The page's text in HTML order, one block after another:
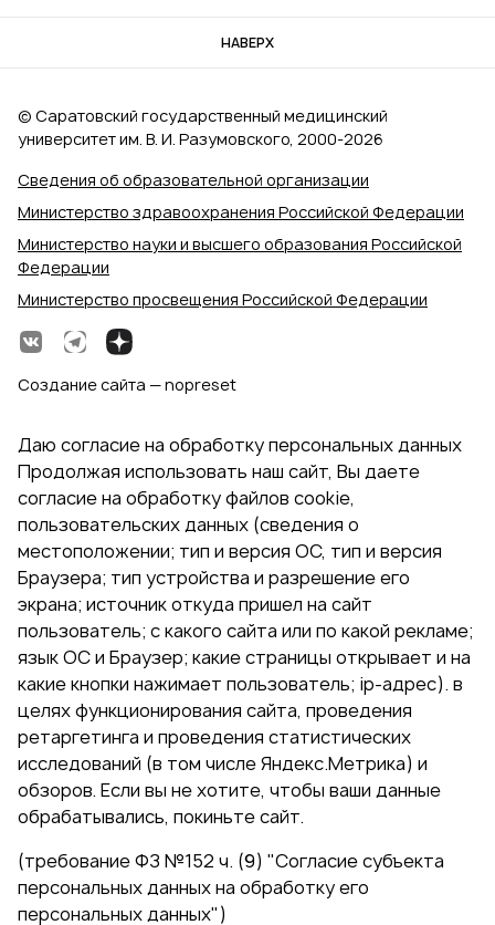
НАВЕРХ
Сведения об образовательной организации
Министерство здравоохранения Российской Федерации
Министерство науки и высшего образования Российской
Федерации
Министерство просвещения Российской Федерации
© Саратовский государственный медицинский
университет им. В. И. Разумовского, 2000‑2026
Создание сайта — nopreset
Даю согласие на обработку персональных данных
Продолжая использовать наш сайт, Вы даете
согласие на обработку файлов cookie,
пользовательских данных (сведения о
местоположении; тип и версия ОС, тип и версия
Браузера; тип устройства и разрешение его
экрана; источник откуда пришел на сайт
пользователь; с какого сайта или по какой рекламе;
язык ОС и Браузер; какие страницы открывает и на
какие кнопки нажимает пользователь; ip-адрес). в
целях функционирования сайта, проведения
ретаргетинга и проведения статистических
исследований (в том числе Яндекс.Метрика) и
обзоров. Если вы не хотите, чтобы ваши данные
обрабатывались, покиньте сайт.
(требование ФЗ №152 ч. (9) "Согласие субъекта
персональных данных на обработку его
персональных данных")